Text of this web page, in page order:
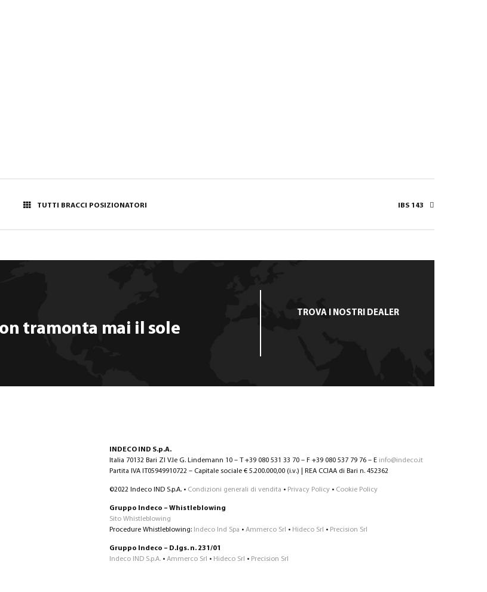
TUTTI BRACCI POSIZIONATORI IBS 143
tramonta mai il sole
TROVA I NOSTRI DEALER
INDECO IND S.p.A.
Italia 70132 Bari ZI V.le G. Lindemann 10 – T +39 080 531 33 70 – F +39 080 537 79 76 – E info@indeco.it
Partita IVA IT05949910722 – Capitale sociale € 5.200.000,00 (i.v.) | REA CCIAA di Bari n. 452362
©2022 Indeco IND S.p.A. • Condizioni generali di vendita • Privacy Policy • Cookie Policy
Gruppo Indeco – Whistleblowing
Sito Whistleblowing
Procedure Whistleblowing: Indeco Ind Spa • Ammerco Srl • Hideco Srl • Precision Srl
Gruppo Indeco – D.lgs. n. 231/01
Indeco IND S.p.A. • Ammerco Srl • Hideco Srl • Precision Srl